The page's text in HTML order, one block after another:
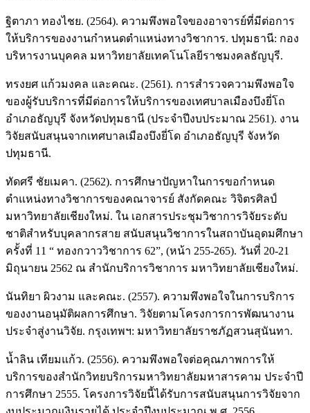
ฐิตาภา ทองไชย. (2564). ความพึงพอใจของอาจารย์ที่มีต่อการ
ให้บริการของงานกำหนดตำแหน่งทางวิชาการ. ปทุมธานี: กอง
บริหารงานบุคคล มหาวิทยาลัยเทคโนโลยีราชมงคลธัญบุรี.
ทรงยศ แก้วมงคล และคณะ. (2561). การสำรวจความพึงพอใจ
ของผู้รับบริการที่มีต่อการให้บริการของเทศบาลเมืองบึงยี่โถ
อำเภอธัญบุรี จังหวัดปทุมธานี (ประจำปีงบประมาณ 2561). งาน
วิจัยสนับสนุนจากเทศบาลเมืองบึงยี่โด อำเภอธัญบุรี จังหวัด
ปทุมธานี.
ทัดศรี ชัยเมคา. (2562). การศึกษาปัญหาในการขอกำหนด
ตำแหน่งทางวิชาการของคณาจารย์ สังกัดคณะ วิจิตรศิลป์
มหาวิทยาลัยเชียงใหม่. ใน เอกสารประชุมวิชาการวิจัยระดับ
ชาติสำหรับบุคลากรสาย สนับสนุนวิชาการในสถาบันอุดมศึกษา
ครั้งที่ 11 “ ทองกวาววิชาการ 62”, (หน้า 255-265). วันที่ 20-21
มิถุนายน 2562 ณ สำนักบริการวิชาการ มหาวิทยาลัยเชียงใหม่.
นันทิยา ผิวงาม และคณะ. (2557). ความพึงพอใจในการบริการ
ของงานอนุมัติผลการศึกษา. วิจัยตามโครงการการพัฒนางาน
ประจำสู่งานวิจัย. กรุงเทพฯ: มหาวิทยาลัยราชภัฏสวนสุนันทา.
น้ำลิน เทียมแก้ว. (2556). ความพึงพอใจต่อคุณภาพการให้
บริการของสำนักวิทยบริการมหาวิทยาลัยมหาสารคาม ประจำปี
การศึกษา 2555. โครงการวิจัยนี้ได้รับการสนับสนุนการวิจัยจาก